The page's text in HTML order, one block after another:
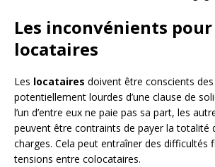
Les inconvénients pour
locataires
Les locataires doivent être conscients
potentiellement lourdes d’une clause de
l’un d’entre eux ne paie pas sa part, les
peuvent être contraints de payer la totalité
charges. Cela peut entraîner des difficultés
tensions entre colocataires.